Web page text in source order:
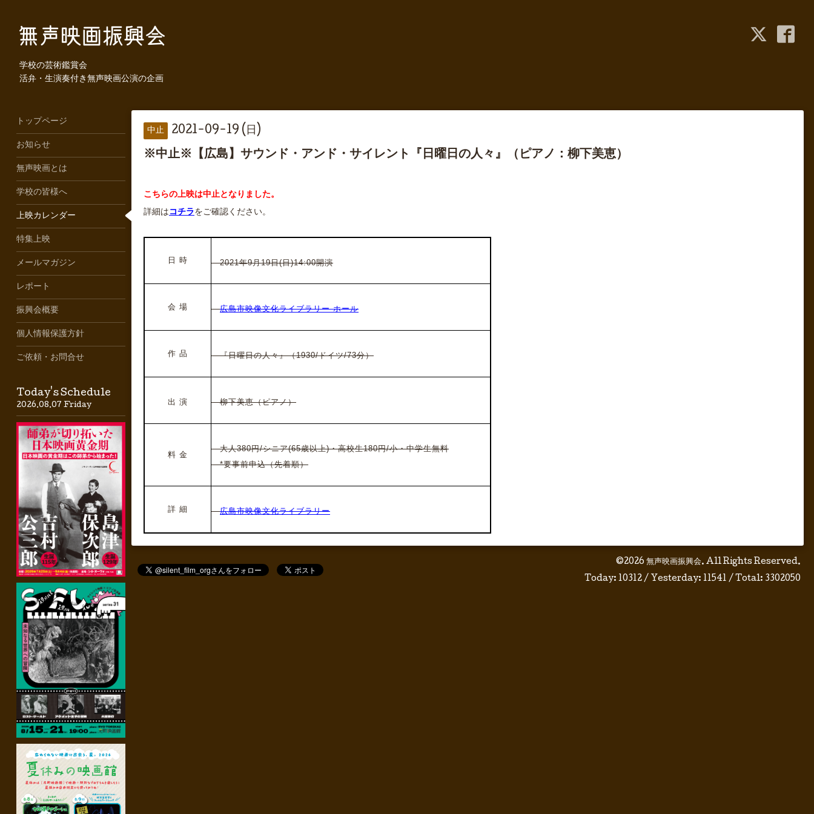
学校の芸術鑑賞会
活弁・生演奏付き無声映画公演の企画
中止 2021-09-19 (日)
※中止※【広島】サウンド・アンド・サイレント『日曜日の人々』（ピアノ：柳下美恵）
こちらの上映は中止となりました。
詳細はコチラをご確認ください。
日 時 2021年9月19日(日)14:00開演
会 場 広島市映像文化ライブラリー ホール
作 品 『日曜日の人々』（1930/ドイツ/73分）
出 演 柳下美恵（ピアノ）
料 金
大人380円/シニア(65歳以上)・高校生180円/小・中学生無料
*要事前申込（先着順）
詳 細 広島市映像文化ライブラリー
©2026 無声映画振興会. All Rights Reserved.
Today: 10312 / Yesterday: 11541 / Total: 3302050
トップページ
お知らせ
無声映画とは
学校の皆様へ
上映カレンダー
特集上映
メールマガジン
レポート
振興会概要
個人情報保護方針
ご依頼・お問合せ
Today's Schedule
2026.08.07 Friday